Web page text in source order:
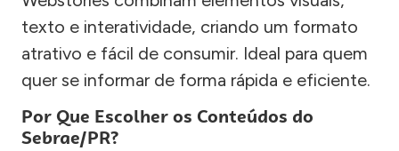
texto e interatividade, criando um formato
atrativo e fácil de consumir. Ideal para quem
quer se informar de forma rápida e eficiente.
Por Que Escolher os Conteúdos do
Sebrae/PR?